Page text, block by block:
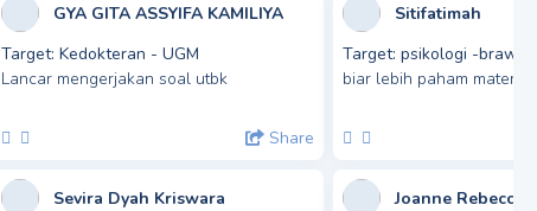
GYA GITA ASSYIFA KAMILIYA
Target: Kedokteran - UGM
Lancar mengerjakan soal utbk
Share
Sevira Dyah Kriswara
Sitifatimah
Target: psikologi -
biar lebih paham materi
Joanne Rebecca